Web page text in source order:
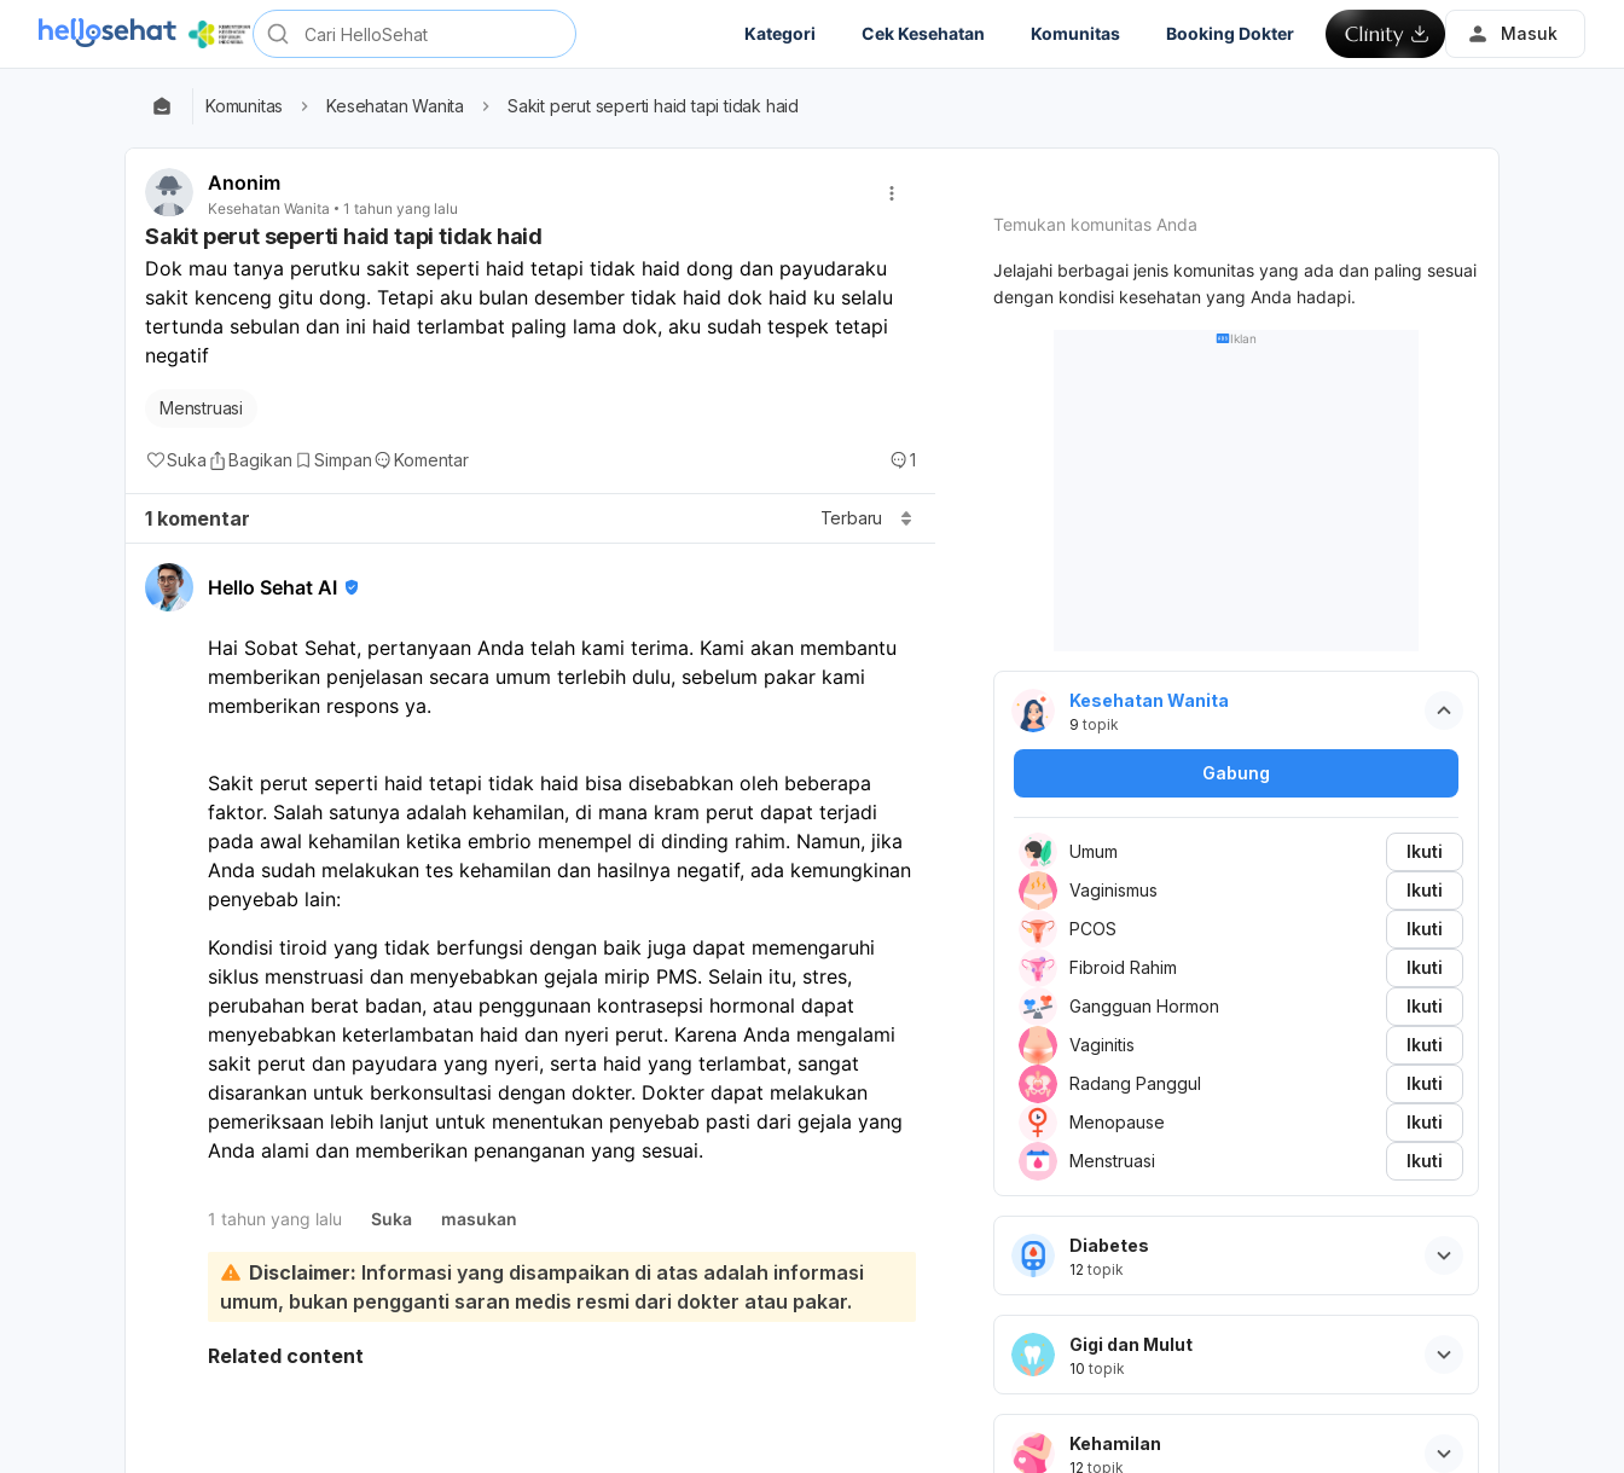
Kategori Cek Kesehatan Komunitas Booking Dokter Masuk
Komunitas Kesehatan Wanita Sakit perut seperti haid tapi tidak haid
Anonim
Kesehatan Wanita 1 tahun yang lalu
Sakit perut seperti haid tapi tidak haid
Dok mau tanya perutku sakit seperti haid tetapi tidak haid dong dan payudaraku
sakit kenceng gitu dong. Tetapi aku bulan desember tidak haid dok haid ku selalu
tertunda sebulan dan ini haid terlambat paling lama dok, aku sudah tespek tetapi
negatif
Menstruasi
Suka Bagikan Simpan Komentar 1
1 komentar Terbaru
Hello Sehat AI
Hai Sobat Sehat, pertanyaan Anda telah kami terima. Kami akan membantu
memberikan penjelasan secara umum terlebih dulu, sebelum pakar kami
memberikan respons ya.
Sakit perut seperti haid tetapi tidak haid bisa disebabkan oleh beberapa
faktor. Salah satunya adalah kehamilan, di mana kram perut dapat terjadi
pada awal kehamilan ketika embrio menempel di dinding rahim. Namun, jika
Anda sudah melakukan tes kehamilan dan hasilnya negatif, ada kemungkinan
penyebab lain:
Kondisi tiroid yang tidak berfungsi dengan baik juga dapat memengaruhi
siklus menstruasi dan menyebabkan gejala mirip PMS. Selain itu, stres,
perubahan berat badan, atau penggunaan kontrasepsi hormonal dapat
menyebabkan keterlambatan haid dan nyeri perut. Karena Anda mengalami
sakit perut dan payudara yang nyeri, serta haid yang terlambat, sangat
disarankan untuk berkonsultasi dengan dokter. Dokter dapat melakukan
pemeriksaan lebih lanjut untuk menentukan penyebab pasti dari gejala yang
Anda alami dan memberikan penanganan yang sesuai.
1 tahun yang lalu Suka masukan
Disclaimer: Informasi yang disampaikan di atas adalah informasi
umum, bukan pengganti saran medis resmi dari dokter atau pakar.
Related content
Temukan komunitas Anda
Jelajahi berbagai jenis komunitas yang ada dan paling sesuai
dengan kondisi kesehatan yang Anda hadapi.
Iklan
Kesehatan Wanita
9 topik
Gabung
Umum
Ikuti
Vaginismus
Ikuti
PCOS
Ikuti
Fibroid Rahim
Ikuti
Gangguan Hormon
Ikuti
Vaginitis
Ikuti
Radang Panggul
Ikuti
Menopause
Ikuti
Menstruasi
Ikuti
Diabetes
12 topik
Gigi dan Mulut
10 topik
Kehamilan
12 topik